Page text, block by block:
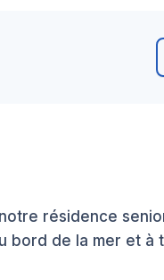
résidence
bord de la mer et à